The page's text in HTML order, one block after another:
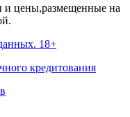
цены,размещенные на
18+
кредитования